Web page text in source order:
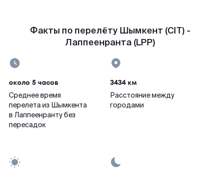
Факты по перелёту Шымкент (CIT) -
Лаппеенранта (LPP)
около 5 часов
Среднее время
перелета из Шымкента
в Лаппеенранту без
пересадок
3434 км
Расстояние между
городами